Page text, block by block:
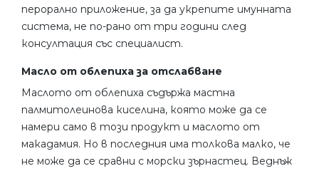
перорално приложение, за да укрепите имунната
система, не по-рано от три години след
консултация със специалист.
Масло от облепиха за отслабване
Маслото от облепиха съдържа мастна
палмитолеинова киселина, която може да се
намери само в този продукт и маслото от
макадамия. Но в последния има толкова малко, че
не може да се сравни с морски зърнастец. Веднъж